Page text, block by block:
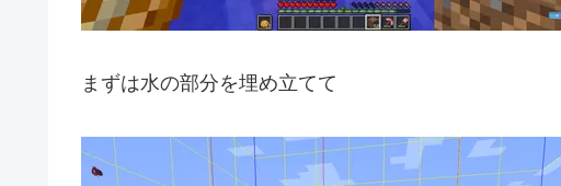
まずは水の部分を埋め立てて